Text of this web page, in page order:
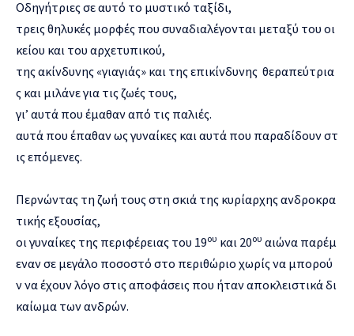
Οδηγήτριες σε αυτό το μυστικό ταξίδι,
τρεις θηλυκές μορφές που συναδιαλέγονται μεταξύ του οι
κείου και του αρχετυπικού,
της ακίνδυνης «γιαγιάς» και της επικίνδυνης θεραπεύτρια
ς και μιλάνε για τις ζωές τους,
γι’ αυτά που έμαθαν από τις παλιές.
αυτά που έπαθαν ως γυναίκες και αυτά που παραδίδουν στ
ις επόμενες.
Περνώντας τη ζωή τους στη σκιά της κυρίαρχης ανδροκρα
τικής εξουσίας,
οι γυναίκες της περιφέρειας του 19ου και 20ου αιώνα παρέμ
εναν σε μεγάλο ποσοστό στο περιθώριο χωρίς να μπορού
ν να έχουν λόγο στις αποφάσεις που ήταν αποκλειστικά δι
καίωμα των ανδρών.